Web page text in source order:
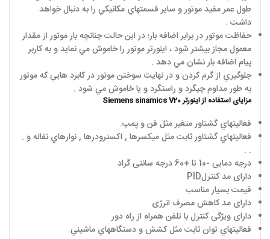
طول عمر مفيد موتور و ساير قسمتهاي مکانيکي را به دنبال خواهد
داشت .
حفاظت موتور در برابر اضافه بار؛ در اين حالت چنانچه بار موتور از مقدار
معمول مجاز بيشتر شود ، اينورتر موتور را خاموش مي نمايد و به کاربر
پيام اضافه بار نشان مي دهد .
جلوگيري از گرم کردن و در نهايت سوختن موتور در کابرد هايي که موتور
به طور مداوم چپگرد و راستگرد و يا خاموش مي شود .
مزایای استفاده از اینورترSiemens sinamics V20
فعاليتهاي گشتاور متغير مثل فن و پمپ.
فعاليتهاي گشتاور ثابت مثل ميکسرها , اکسترودرها , نوارهاي نقاله و .
. .
درجه دمایی -10 تا +60 درجه سانتی گراد
دارای مد کنترلPID
قیمت بسیار مناسب
دارای مد کاهش مصرف انرژی
دارای ویژگی کنترل با تلفن همراه از راه دور
فعاليتهاي توان ثابت مثل کشش و دستگاههاي ماشيني.